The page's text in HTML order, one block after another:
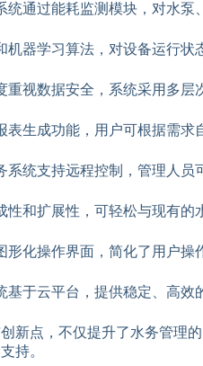
统通过能耗监测模块，对水
机器学习算法，对设备运行
重视数据安全，系统采用多
表生成功能，用户可根据需
系统支持远程控制，管理人
性和扩展性，可轻松与现有
形化操作界面，简化了用户操
基于云平台，提供稳定、高效
新点，不仅提升了水务管理
持。